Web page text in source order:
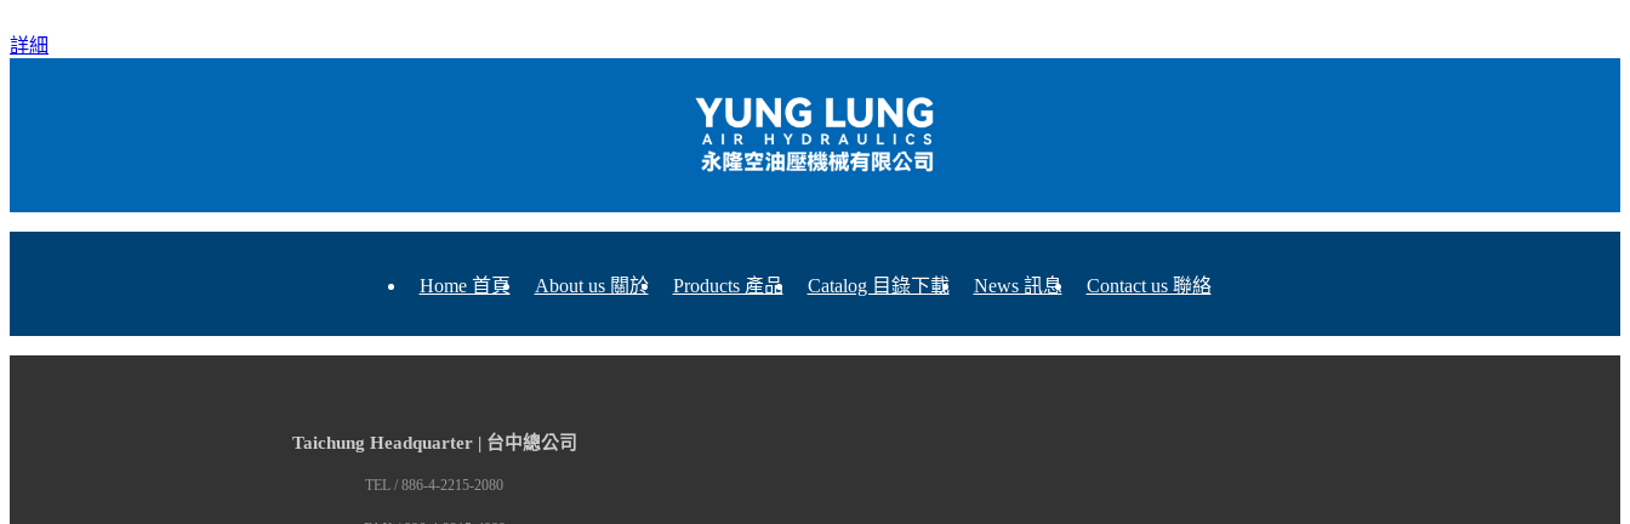
詳細
Home 首頁 About us 關於 Products 產品 Catalog 目錄下載 News 訊息 Contact us 聯絡
Taichung Headquarter | 台中總公司
TEL / 886-4-2215-2080